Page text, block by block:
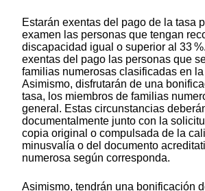
Estarán exentas del pago de la tasa
examen las personas que tengan
discapacidad igual o superior al 33
exentas del pago las personas que
familias numerosas clasificadas en
Asimismo, disfrutarán de una
tasa, los miembros de familias
general. Estas circunstancias
documentalmente junto con la
copia original o compulsada de la
minusvalía o del documento
numerosa según corresponda.
Asimismo, tendrán una bonificación